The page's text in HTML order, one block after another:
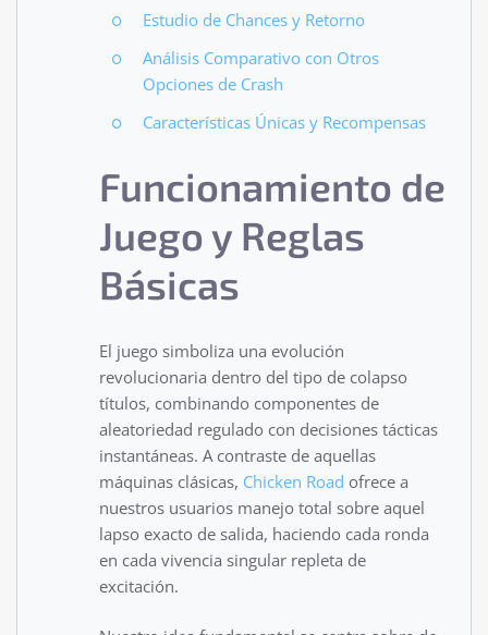
Estudio de Chances y Retorno
Análisis Comparativo con Otros
Opciones de Crash
Características Únicas y Recompensas
Funcionamiento de
Juego y Reglas
Básicas
El juego simboliza una evolución
revolucionaria dentro del tipo de colapso
títulos, combinando componentes de
aleatoriedad regulado con decisiones tácticas
instantáneas. A contraste de aquellas
máquinas clásicas, Chicken Road ofrece a
nuestros usuarios manejo total sobre aquel
lapso exacto de salida, haciendo cada ronda
en cada vivencia singular repleta de
excitación.